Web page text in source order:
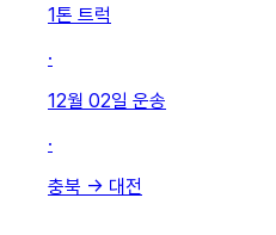
1톤 트럭
·
12월 02일 운송
·
충북 → 대전